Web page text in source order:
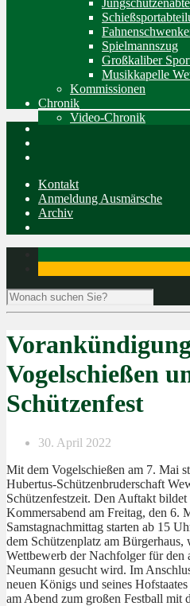
Spielmannszug
Großkaliber
Musikkapelle
Kommissionen
Chronik
Video-Chronik
Kontakt
Anmeldung Ausmärsche
Archiv
Vogelschießen
Schützenfest
30. April 2022
Mit dem Vogelschießen am 7. Mai
Hubertus-Schützenbruderschaft
Schützenfestzeit. Den Auftakt bildet
Kommersabend am Freitag, den 6.
Samstagnachmittag starten ab 15
dem Schützenplatz am Bürgerhaus,
Wettbewerb der Nachfolger für den
Neumann gesucht wird. Im
neuen Königs und seines
am Abend zum großen Festball mit